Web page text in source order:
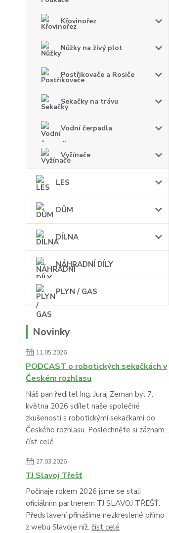
Křovinořez
Nůžky na živý plot
Postřikovače a Rosiče
Sekačky na trávu
Vodní čerpadla
Vyžínače
LES
DŮM
DÍLNA
NÁHRADNÍ DÍLY
PLYN / GAS
Novinky
11.05.2026
PODCAST o robotických sekačkách v
Českém rozhlasu
Náš pan ředitel Ing. Juraj Zeman byl 7.
května 2026 sdílet naše společné
zkušenosti s robotickými sekačkami do
Českého rozhlasu. Poslechněte si záznam...
číst celé
27.03.2026
TJ Slavoj Třešť
Počínaje rokem 2026 jsme se stali
oficiálním partnerem TJ SLAVOJ TŘEŠŤ.
Představení přinášíme nezkreslené přímo
z webu Slavoje níž. číst celé